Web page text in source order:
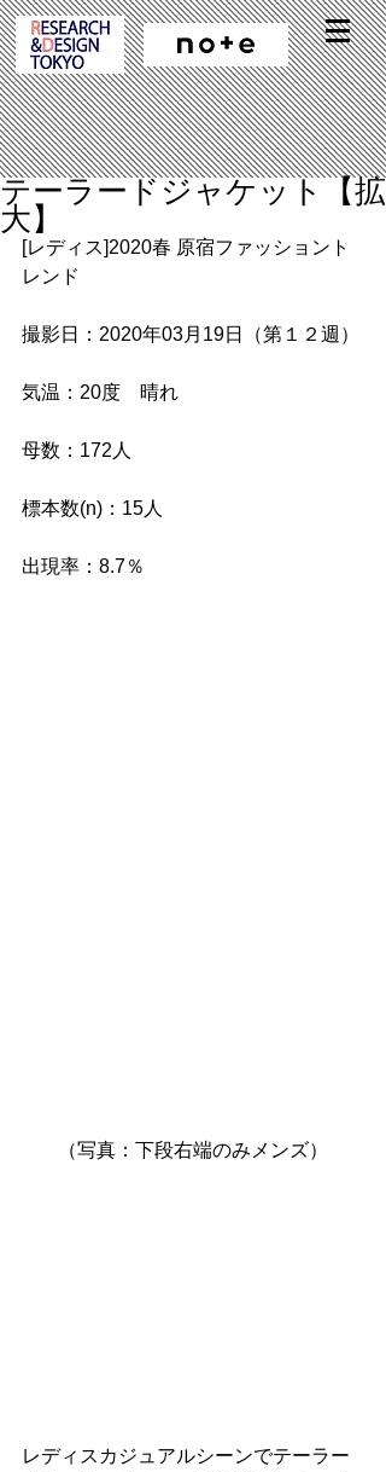
テーラードジャケット【拡
大】
[レディス]2020春 原宿ファッショント
レンド
撮影日：2020年03月19日（第１２週）
気温：20度　晴れ
母数：172人
標本数(n)：15人
出現率：8.7％
（写真：下段右端のみメンズ）
レディスカジュアルシーンでテーラー